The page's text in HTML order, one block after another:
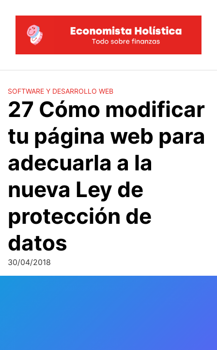
contenido
SOFTWARE Y DESARROLLO WEB
27 Cómo modificar
tu página web para
adecuarla a la
nueva Ley de
protección de
datos
30/04/2018